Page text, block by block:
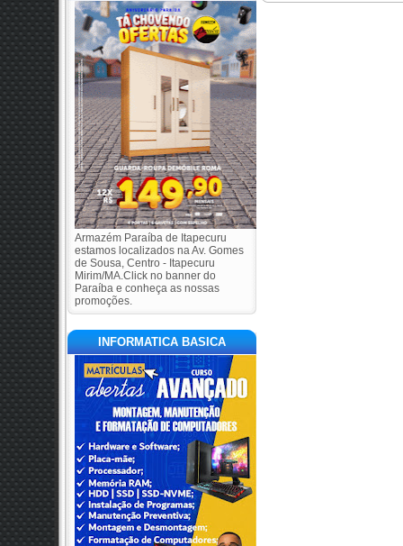
Armazém Paraíba de Itapecuru
estamos localizados na Av. Gomes
de Sousa, Centro - Itapecuru
Mirim/MA.Click no banner do
Paraíba e conheça as nossas
promoções.
INFORMATICA BASICA